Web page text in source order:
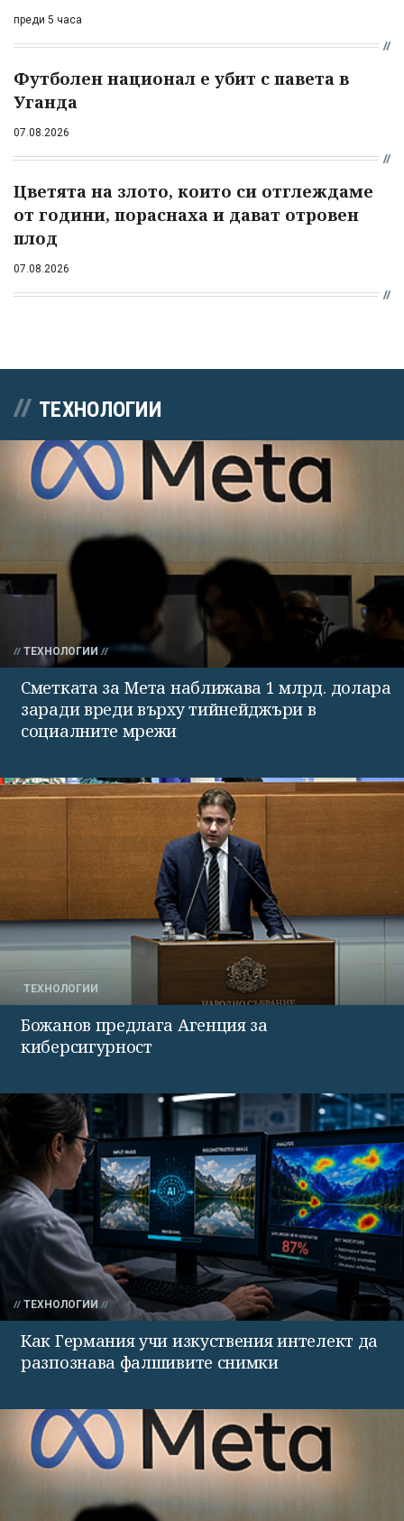
преди 5 часа
Футболен национал е убит с павета в
Уганда
07.08.2026
Цветята на злото, които си отглеждаме
от години, пораснаха и дават отровен
плод
07.08.2026
ТЕХНОЛОГИИ
ТЕХНОЛОГИИ
Сметката за Мета наближава 1 млрд. долара
заради вреди върху тийнейджъри в
социалните мрежи
ТЕХНОЛОГИИ
Божанов предлага Агенция за
киберсигурност
ТЕХНОЛОГИИ
Как Германия учи изкуствения интелект да
разпознава фалшивите снимки